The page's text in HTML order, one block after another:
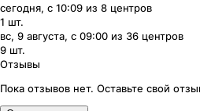
сегодня, с 10:09 из 8 центров
1 шт.
вс, 9 августа, с 09:00 из 36 центров
9 шт.
Отзывы
Пока отзывов нет. Оставьте свой